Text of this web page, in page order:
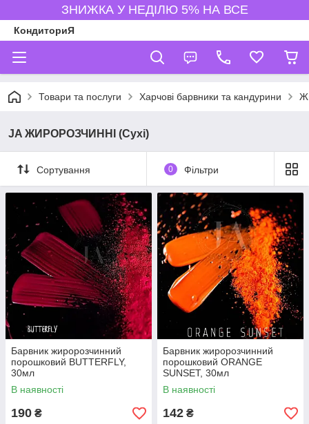
ЗНИЖКА У НЕДІЛЮ 5% НА ВСЕ
КондиториЯ
Товари та послуги Харчові барвники та кандурини
JA ЖИРОРОЗЧИННI (Сухі)
Сортування 0 Фільтри
Барвник жиророзчинний
порошковий BUTTERFLY,
30мл
В наявності
190 ₴
Барвник жиророзчинний
порошковий ORANGE
SUNSET, 30мл
В наявності
142 ₴